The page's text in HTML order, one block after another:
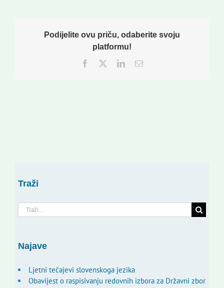
Podijelite ovu priču, odaberite svoju
platformu!
Facebook
TwitterLinkedInEmail:
Traži
Traži...
Najave
Ljetni tečajevi slovenskoga jezika
Obavijest o raspisivanju redovnih izbora za Državni zbor